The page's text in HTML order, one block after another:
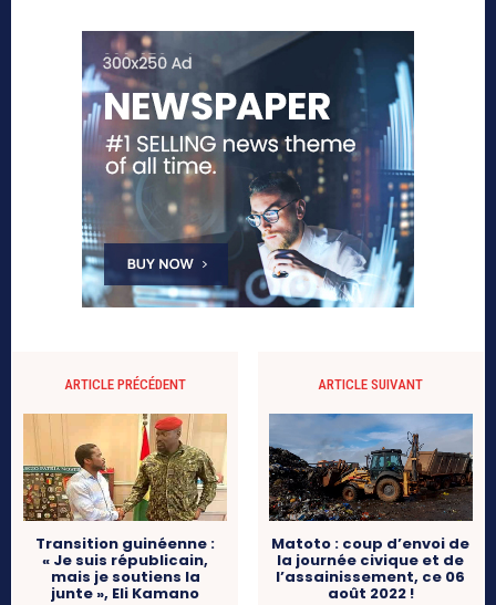
ARTICLE PRÉCÉDENT
Transition guinéenne :
« Je suis républicain,
mais je soutiens la
junte », Eli Kamano
ARTICLE SUIVANT
Matoto : coup d’envoi de
la journée civique et de
l’assainissement, ce 06
août 2022 !